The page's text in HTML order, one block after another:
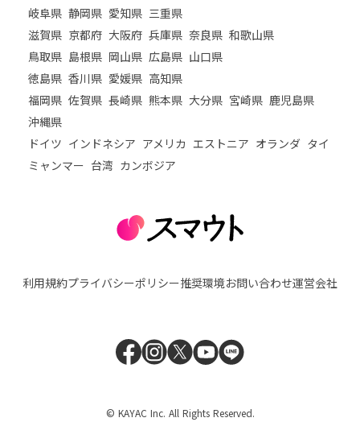
岐阜県 静岡県 愛知県 三重県
滋賀県 京都府 大阪府 兵庫県 奈良県 和歌山県
鳥取県 島根県 岡山県 広島県 山口県
徳島県 香川県 愛媛県 高知県
福岡県 佐賀県 長崎県 熊本県 大分県 宮崎県 鹿児島県
沖縄県
ドイツ インドネシア アメリカ エストニア オランダ タイ
ミャンマー 台湾 カンボジア
利用規約プライバシーポリシー推奨環境お問い合わせ運営会社
© KAYAC Inc. All Rights Reserved.